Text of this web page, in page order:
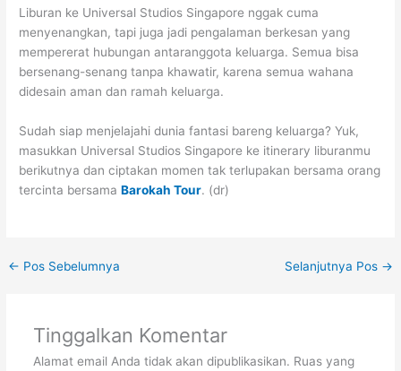
Liburan ke Universal Studios Singapore nggak cuma
menyenangkan, tapi juga jadi pengalaman berkesan yang
mempererat hubungan antaranggota keluarga. Semua bisa
bersenang-senang tanpa khawatir, karena semua wahana
didesain aman dan ramah keluarga.
Sudah siap menjelajahi dunia fantasi bareng keluarga? Yuk,
masukkan Universal Studios Singapore ke itinerary liburanmu
berikutnya dan ciptakan momen tak terlupakan bersama orang
tercinta bersamaBarokah Tour. (dr)
← Pos Sebelumnya Selanjutnya Pos →
Tinggalkan Komentar
Alamat email Anda tidak akan dipublikasikan. Ruas yang